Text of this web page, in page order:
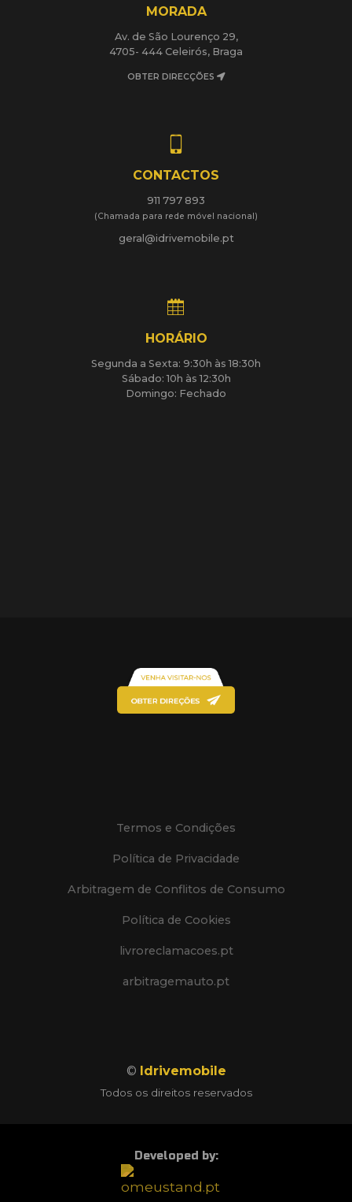
MORADA
Av. de São Lourenço 29,
4705- 444 Celeirós, Braga
OBTER DIRECÇÕES
CONTACTOS
911 797 893
(Chamada para rede móvel nacional)
geral@idrivemobile.pt
HORÁRIO
Segunda a Sexta: 9:30h às 18:30h
Sábado: 10h às 12:30h
Domingo: Fechado
Termos e Condições
Política de Privacidade
Arbitragem de Conflitos de Consumo
Política de Cookies
livroreclamacoes.pt
arbitragemauto.pt
© Idrivemobile
Todos os direitos reservados
Developed by: